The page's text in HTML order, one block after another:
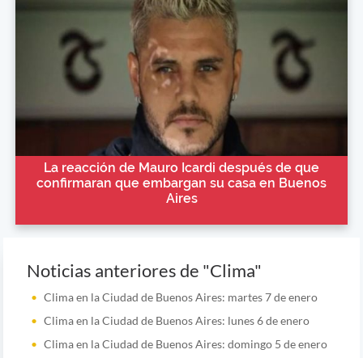
La reacción de Mauro Icardi después de que
confirmaran que embargan su casa en Buenos
Aires
Noticias anteriores de "Clima"
Clima en la Ciudad de Buenos Aires: martes 7 de enero
Clima en la Ciudad de Buenos Aires: lunes 6 de enero
Clima en la Ciudad de Buenos Aires: domingo 5 de enero